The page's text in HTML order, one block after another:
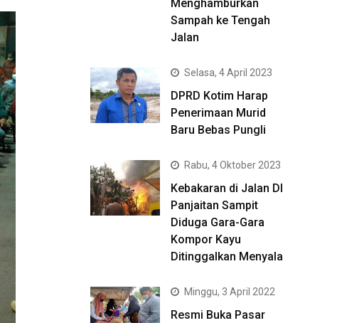
Menghamburkan
Sampah ke Tengah
Jalan
Selasa, 4 April 2023
DPRD Kotim Harap
Penerimaan Murid
Baru Bebas Pungli
Rabu, 4 Oktober 2023
Kebakaran di Jalan DI
Panjaitan Sampit
Diduga Gara-Gara
Kompor Kayu
Ditinggalkan Menyala
Minggu, 3 April 2022
Resmi Buka Pasar